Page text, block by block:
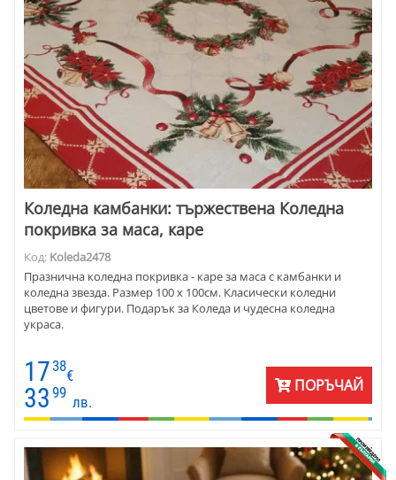
Коледнa камбанки: тържествена Коледна
покривка за маса, каре
Код: Koleda2478
Празнична коледна покривка - каре за маса с камбанки и
коледна звезда. Размер 100 х 100см. Класически коледни
цветове и фигури. Подарък за Коледа и чудесна коледна
украса.
17 38
€
33 99
лв.
ПОРЪЧАЙ